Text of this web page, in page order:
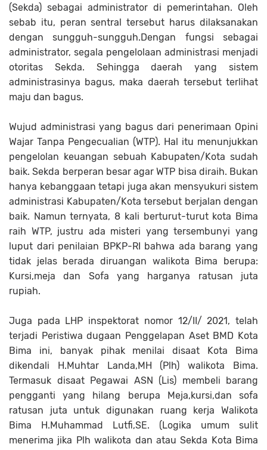
(Sekda) sebagai administrator di pemerintahan. Oleh
sebab itu, peran sentral tersebut harus dilaksanakan
dengan sungguh-sungguh.Dengan fungsi sebagai
administrator, segala pengelolaan administrasi menjadi
otoritas Sekda. Sehingga daerah yang sistem
administrasinya bagus, maka daerah tersebut terlihat
maju dan bagus.
Wujud administrasi yang bagus dari penerimaan Opini
Wajar Tanpa Pengecualian (WTP). Hal itu menunjukkan
pengelolan keuangan sebuah Kabupaten/Kota sudah
baik. Sekda berperan besar agar WTP bisa diraih. Bukan
hanya kebanggaan tetapi juga akan mensyukuri sistem
administrasi Kabupaten/Kota tersebut berjalan dengan
baik. Namun ternyata, 8 kali berturut-turut kota Bima
raih WTP, justru ada misteri yang tersembunyi yang
luput dari penilaian BPKP-RI bahwa ada barang yang
tidak jelas berada diruangan walikota Bima berupa:
Kursi,meja dan Sofa yang harganya ratusan juta
rupiah.
Juga pada LHP inspektorat nomor 12/II/ 2021, telah
terjadi Peristiwa dugaan Penggelapan Aset BMD Kota
Bima ini, banyak pihak menilai disaat Kota Bima
dikendali H.Muhtar Landa,MH (Plh) walikota Bima.
Termasuk disaat Pegawai ASN (Lis) membeli barang
pengganti yang hilang berupa Meja,kursi,dan sofa
ratusan juta untuk digunakan ruang kerja Walikota
Bima H.Muhammad Lutfi,SE. (Logika umum sulit
menerima jika Plh walikota dan atau Sekda Kota Bima